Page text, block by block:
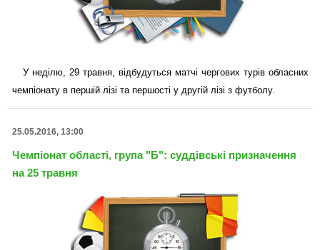
У неділю, 29 травня, відбудуться матчі чергових турів обласних
чемпіонату в першій лізі та першості у другій лізі з футболу.
25.05.2016, 13:00
Чемпіонат області, група "Б": суддівські призначення
на 25 травня